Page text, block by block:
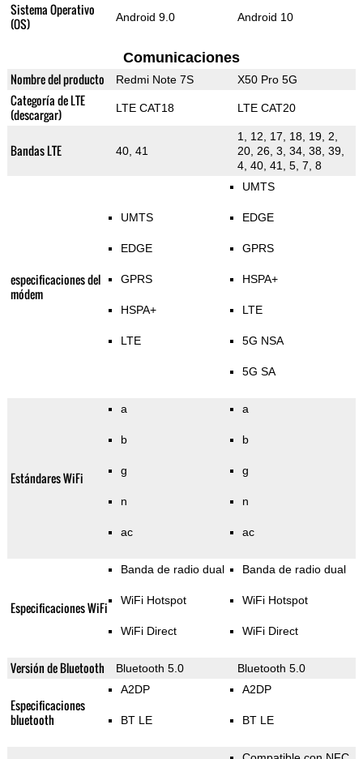
Sistema Operativo
(OS)
Android 9.0 Android 10
Comunicaciones
Nombre del producto Redmi Note 7S X50 Pro 5G
Categoría de LTE
(descargar)
LTE CAT18 LTE CAT20
Bandas LTE 40, 41
1, 12, 17, 18, 19, 2,
20, 26, 3, 34, 38, 39,
4, 40, 41, 5, 7, 8
especificaciones del
módem
UMTS
EDGE
GPRS
HSPA+
LTE
UMTS
EDGE
GPRS
HSPA+
LTE
5G NSA
5G SA
Estándares WiFi
a
b
g
n
ac
a
b
g
n
ac
Especificaciones WiFi
Banda de radio dual
WiFi Hotspot
WiFi Direct
Banda de radio dual
WiFi Hotspot
WiFi Direct
Versión de Bluetooth Bluetooth 5.0 Bluetooth 5.0
Especificaciones
bluetooth
A2DP
BT LE
A2DP
BT LE